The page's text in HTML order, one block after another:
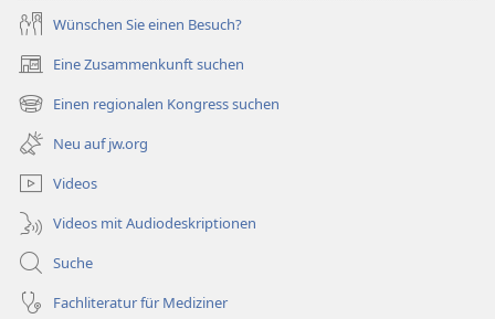
Wünschen Sie einen Besuch?
Eine Zusammenkunft suchen
(öffnet
neues
Fenster)
Einen regionalen Kongress suchen
(öffnet
neues
Fenster)
Neu auf jw.org
Videos
Videos mit Audiodeskriptionen
Suche
Fachliteratur für Mediziner